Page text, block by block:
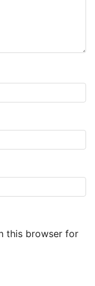
this browser for